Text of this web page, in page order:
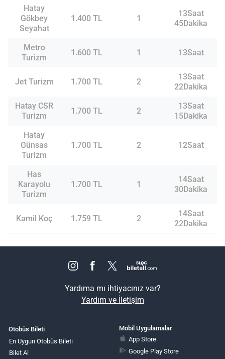
Hatay
Gökbey
Seyahat
1.400 TL 1
13Saat
45Dakika
Metro
Turizm
1.600 TL 1 13Saat
Jet Turizm 1.700 TL 2
13Saat
22Dakika
Hatay CSR
Turizm
1.700 TL 2
13Saat
15Dakika
Hatay
Günsas
Turizm
1.700 TL 2 12Saat
Has
Karayolu
Turizm
1.700 TL 1
14Saat
30Dakika
Kamil Koç 1.759 TL 2
14Saat
22Dakika
Yardıma mı ihtiyacınız var?
Yardım ve İletişim
Otobüs Bileti
En Uygun Otobüs Bileti
Bilet Al
Mobil Uygulamalar
App Store
Google Play Store